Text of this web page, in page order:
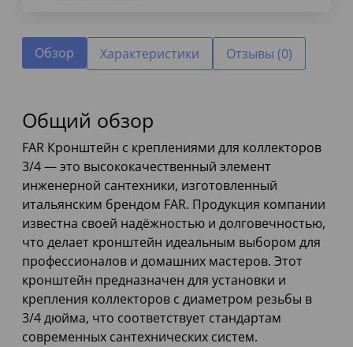
Обзор Характеристики Отзывы (0)
Общий обзор
FAR Кронштейн с креплениями для коллекторов
3/4 — это высококачественный элемент
инженерной сантехники, изготовленный
итальянским брендом FAR. Продукция компании
известна своей надёжностью и долговечностью,
что делает кронштейн идеальным выбором для
профессионалов и домашних мастеров. Этот
кронштейн предназначен для установки и
крепления коллекторов с диаметром резьбы в
3/4 дюйма, что соответствует стандартам
современных сантехнических систем.